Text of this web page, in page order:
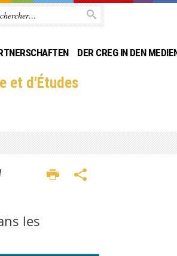
DER CREG IN DEN
et d'Études
les